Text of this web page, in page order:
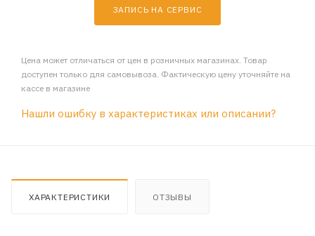
ЗАПИСЬ НА СЕРВИС
Цена может отличаться от цен в розничных магазинах. Товар
доступен только для самовывоза. Фактическую цену уточняйте на
кассе в магазине
Нашли ошибку в характеристиках или описании?
ХАРАКТЕРИСТИКИ ОТЗЫВЫ